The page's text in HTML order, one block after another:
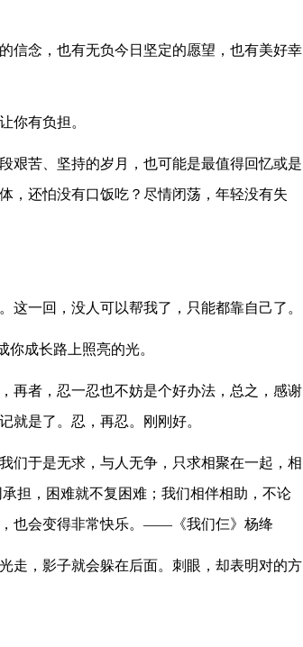
信念，也有无负今日坚定的愿望，也有美好幸
你有负担。
艰苦、坚持的岁月，也可能是最值得回忆或是
，还怕没有口饭吃？尽情闭荡，年轻没有失
这一回，没人可以帮我了，只能都靠自己了。
成长路上照亮的光。
再者，忍一忍也不妨是个好办法，总之，感谢
就是了。忍，再忍。刚刚好。
们于是无求，与人无争，只求相聚在一起，相
担，困难就不复困难；我们相伴相助，不论
也会变得非常快乐。——《我们仨》杨绛
走，影子就会躲在后面。刺眼，却表明对的方